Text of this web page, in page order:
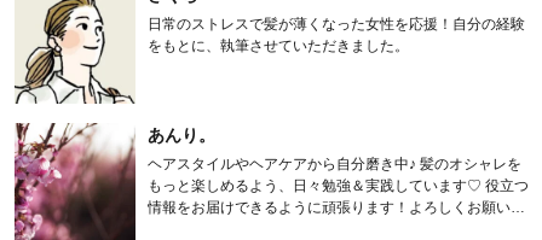
日常のストレスで髪が薄くなった女性を応援！自分の経験
をもとに、執筆させていただきました。
あんり。
ヘアスタイルやヘアケアから自分磨き中♪ 髪のオシャレを
もっと楽しめるよう、日々勉強＆実践しています♡ 役立つ
情報をお届けできるように頑張ります！よろしくお願いし